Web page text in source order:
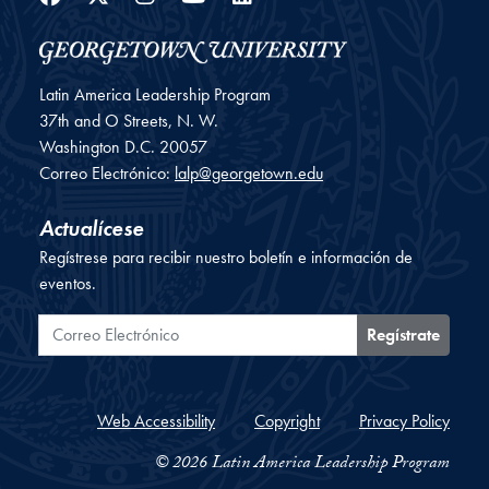
Latin America Leadership Program
37th and O Streets, N. W.
Washington D.C. 20057
Correo Electrónico: lalp@georgetown.edu
Actualícese
Regístrese para recibir nuestro boletín e información de
eventos.
Correo Electrónico
Regístrate
Web Accessibility Copyright Privacy Policy
© 2026 Latin America Leadership Program